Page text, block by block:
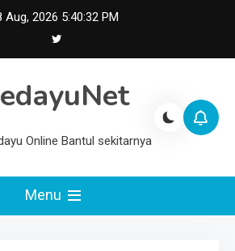
Aug, 2026 5:40:33 PM
Online Bantul sekitarnya
Menu